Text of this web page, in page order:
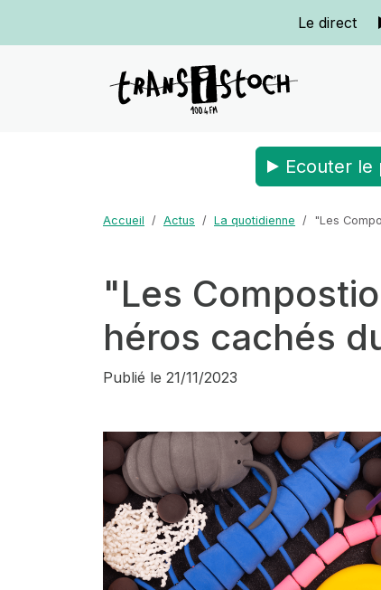
Le direct
Ecouter le
Accueil Actus La quotidienne "Les
"Les
héros cachés
Publié le 21/11/2023